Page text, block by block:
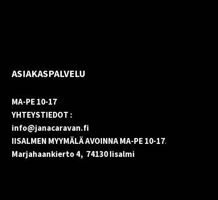
ASIAKASPALVELU
MA-PE 10-17
YHTEYSTIEDOT :
info@janacaravan.fi
IISALMEN MYYMÄLÄ AVOINNA MA-PE 10-17.
Marjahaankierto 4, 74130 Iisalmi